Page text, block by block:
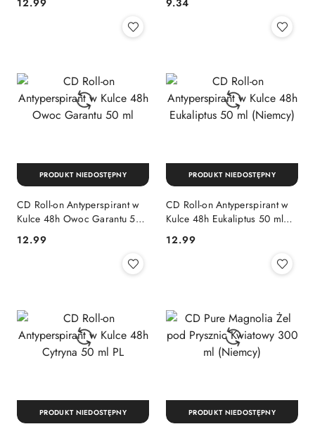
(Niemcy)
(Niemcy)
CD Roll-on Antyperspirant w
Kulce 48h Owoc Garantu 50
Cena:
12.99
PRODUKT NIEDOSTĘPNY
CD Roll-on Antyperspirant w
Kulce 48h Eukaliptus 50 ml
Cena:
12.99
PRODUKT NIEDOSTĘPNY
PRODUKT NIEDOSTĘPNY PRODUKT NIEDOSTĘPNY